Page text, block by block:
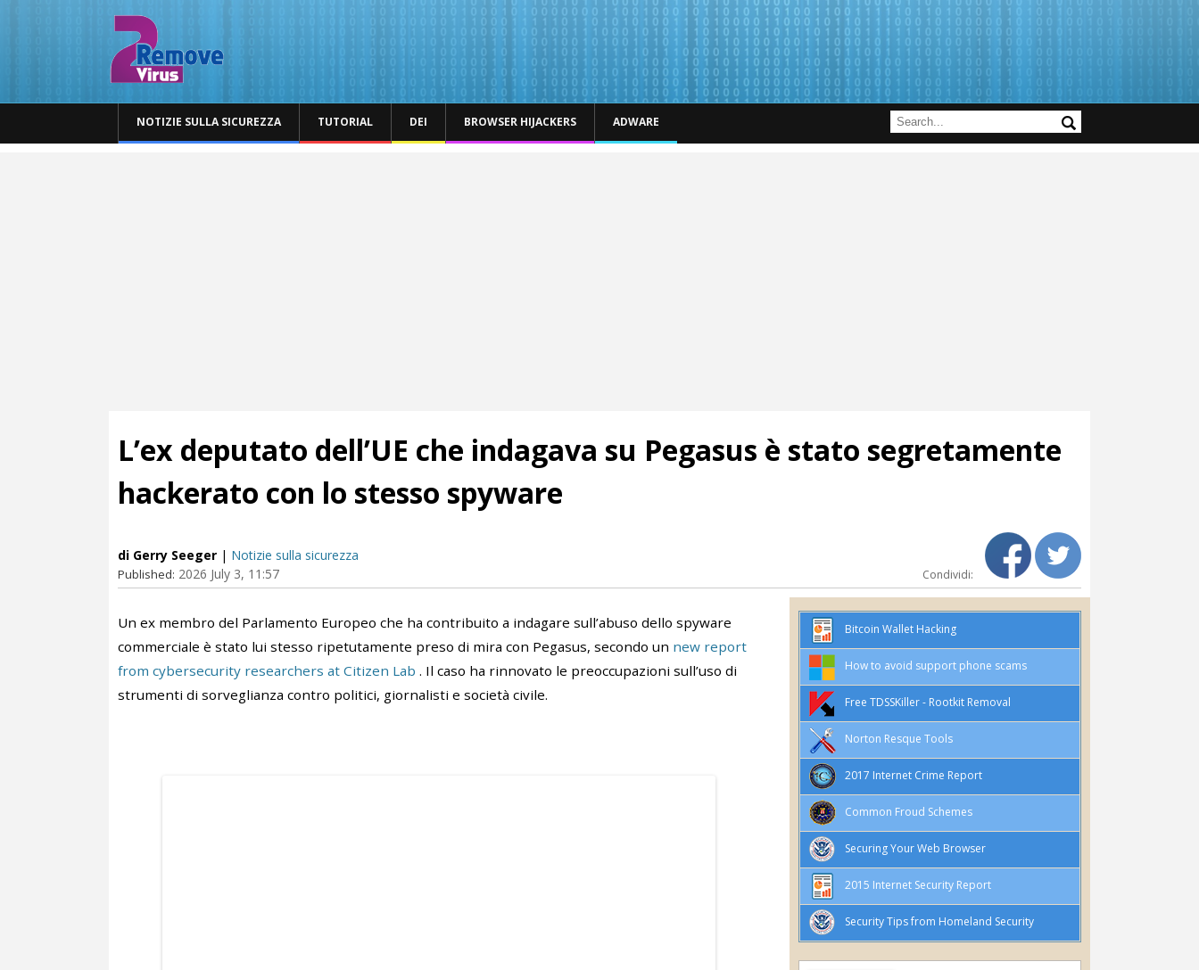
NOTIZIE SULLA SICUREZZA TUTORIAL DEI BROWSER HIJACKERS ADWARE
L’ex deputato dell’UE che indagava su Pegasus è stato segretamente
hackerato con lo stesso spyware
di Gerry Seeger | Notizie sulla sicurezza
Published: 2026 July 3, 11:57 Condividi:
Un ex membro del Parlamento Europeo che ha contribuito a indagare sull’abuso dello spyware
commerciale è stato lui stesso ripetutamente preso di mira con Pegasus, secondo un new report
from cybersecurity researchers at Citizen Lab . Il caso ha rinnovato le preoccupazioni sull’uso di
strumenti di sorveglianza contro politici, giornalisti e società civile.
Bitcoin Wallet Hacking
How to avoid support phone scams
Free TDSSKiller - Rootkit Removal
Norton Resque Tools
2017 Internet Crime Report
Common Froud Schemes
Securing Your Web Browser
2015 Internet Security Report
Security Tips from Homeland Security